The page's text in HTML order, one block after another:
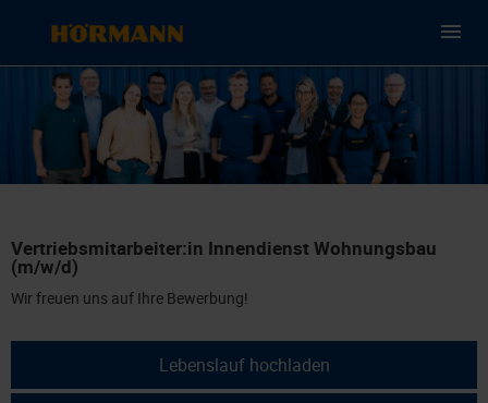
Vertriebsmitarbeiter:in Innendienst Wohnungsbau
(m/w/d)
Wir freuen uns auf Ihre Bewerbung!
Lebenslauf hochladen